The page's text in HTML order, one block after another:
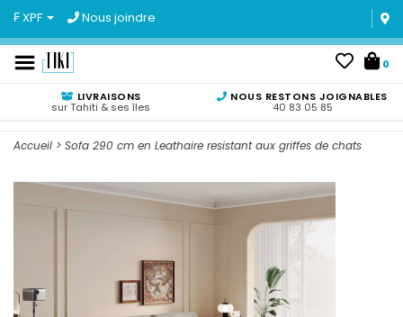
₣ XPF Nous joindre
0
LIVRAISONS
sur Tahiti & ses îles
NOUS RESTONS JOIGNABLES
40 83 05 85
Accueil > Sofa 290 cm en Leathaire resistant aux griffes de chats